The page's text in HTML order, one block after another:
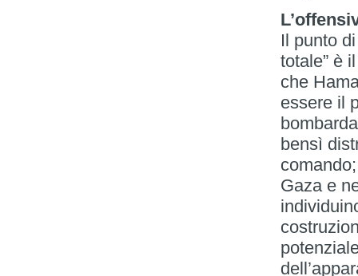
Il punto
totale” è
che
essere il
bensì
Gaza e